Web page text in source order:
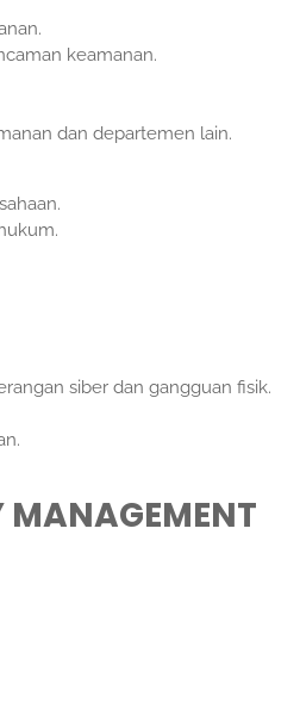
keamanan.
dan departemen lain.
siber dan gangguan fisik.
MANAGEMENT